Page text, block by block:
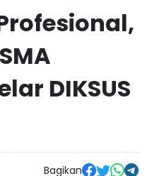
DIKSUS
Bagikan